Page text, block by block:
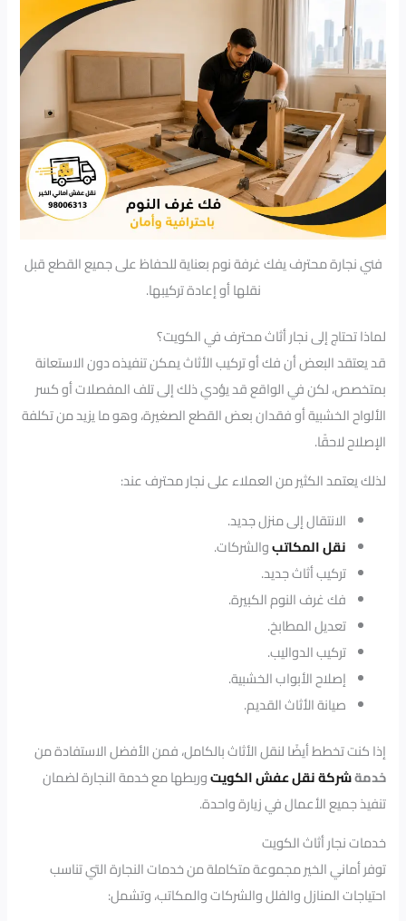
فني نجارة محترف يفك غرفة نوم بعناية للحفاظ على جميع القطع قبل
نقلها أو إعادة تركيبها.
لماذا تحتاج إلى نجار أثاث محترف في الكويت؟
قد يعتقد البعض أن فك أو تركيب الأثاث يمكن تنفيذه دون الاستعانة
بمتخصص، لكن في الواقع قد يؤدي ذلك إلى تلف المفصلات أو كسر
الألواح الخشبية أو فقدان بعض القطع الصغيرة، وهو ما يزيد من تكلفة
الإصلاح لاحقًا.
لذلك يعتمد الكثير من العملاء على نجار محترف عند:
الانتقال إلى منزل جديد.
نقل المكاتبوالشركات.
تركيب أثاث جديد.
فك غرف النوم الكبيرة.
تعديل المطابخ.
تركيب الدواليب.
إصلاح الأبواب الخشبية.
صيانة الأثاث القديم.
إذا كنت تخطط أيضًا لنقل الأثاث بالكامل، فمن الأفضل الاستفادة من
خدمةشركة نقل عفش الكويتوربطها مع خدمة النجارة لضمان
تنفيذ جميع الأعمال في زيارة واحدة.
خدمات نجار أثاث الكويت
توفر أماني الخير مجموعة متكاملة من خدمات النجارة التي تناسب
احتياجات المنازل والفلل والشركات والمكاتب، وتشمل: